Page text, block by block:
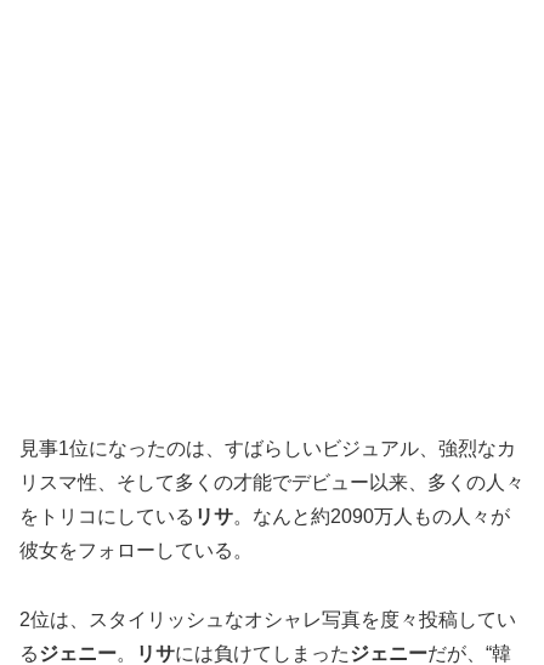
見事1位になったのは、すばらしいビジュアル、強烈なカ
リスマ性、そして多くの才能でデビュー以来、多くの人々
をトリコにしている リサ。なんと約2090万人もの人々が
彼女をフォローしている。
2位は、スタイリッシュなオシャレ写真を度々投稿してい
るジェニー。 リサには負けてしまったジェニーだが、“韓